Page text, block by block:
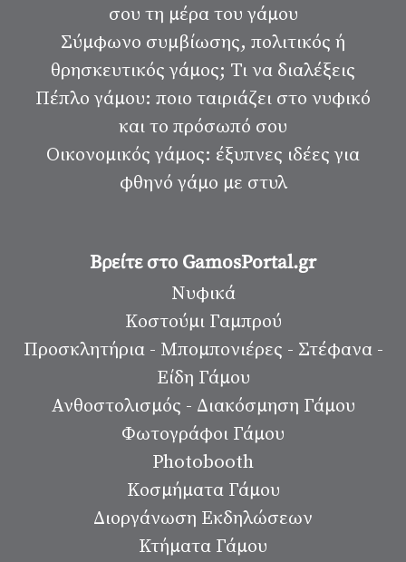
σου τη μέρα του γάμου
Σύμφωνο συμβίωσης, πολιτικός ή
θρησκευτικός γάμος; Τι να διαλέξεις
Πέπλο γάμου: ποιο ταιριάζει στο νυφικό
και το πρόσωπό σου
Οικονομικός γάμος: έξυπνες ιδέες για
φθηνό γάμο με στυλ
Βρείτε στο GamosPortal.gr
Νυφικά
Κοστούμι Γαμπρού
Προσκλητήρια - Μπομπονιέρες - Στέφανα -
Είδη Γάμου
Ανθοστολισμός - Διακόσμηση Γάμου
Φωτογράφοι Γάμου
Photobooth
Κοσμήματα Γάμου
Διοργάνωση Εκδηλώσεων
Κτήματα Γάμου